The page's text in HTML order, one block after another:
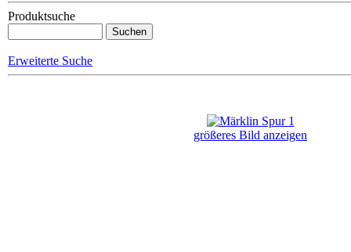
Produktsuche
Erweiterte Suche
größeres Bild anzeigen